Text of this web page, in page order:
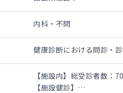
内科・不問
健康診断における問診・
【施設内】総受診者数：
【施設健診】